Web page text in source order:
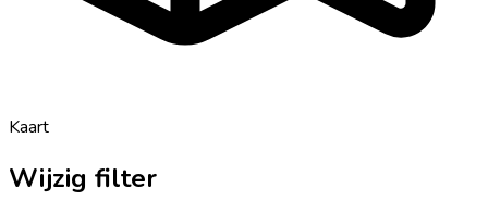
Kaart
Wijzig filter